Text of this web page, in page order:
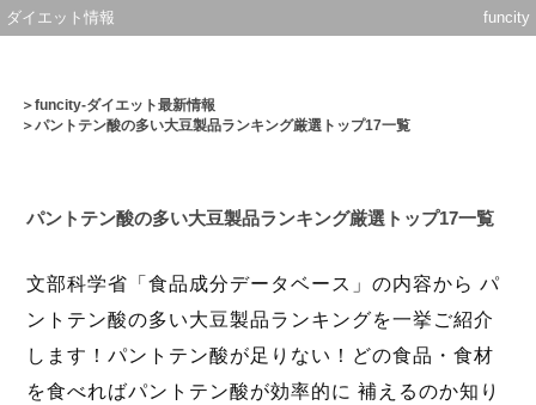
ダイエット情報 funcity
＞funcity-ダイエット最新情報
＞パントテン酸の多い大豆製品ランキング厳選トップ17一覧
パントテン酸の多い大豆製品ランキング厳選トップ17一覧
文部科学省「食品成分データベース」の内容から パ
ントテン酸の多い大豆製品ランキングを一挙ご紹介
します！パントテン酸が足りない！どの食品・食材
を食べればパントテン酸が効率的に 補えるのか知り